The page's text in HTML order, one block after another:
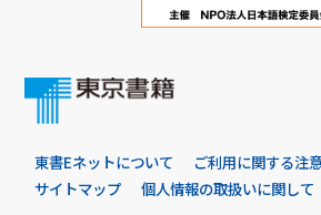
東書Eネットについて ご利用に関する注
サイトマップ
個人情報の取扱いに関して